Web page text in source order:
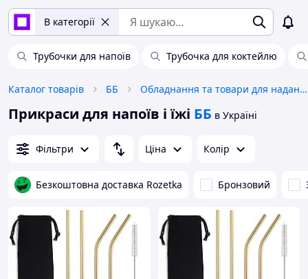
В категорії
Трубочки для напоїв Трубочка для коктейлю
Каталог товарів ББ Обладнання та товари для надання послуг
Прикраси для напоїв і їжі ББ в Україні
Фільтри Ціна Колір
Безкоштовна доставка Rozetka Бронзовий